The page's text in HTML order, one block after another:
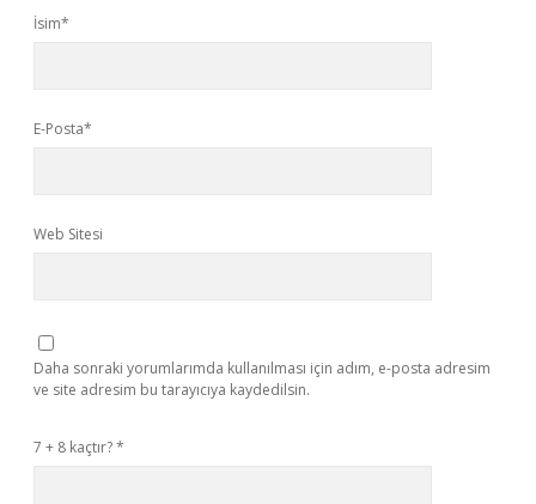
İsim*
E-Posta*
Web Sitesi
Daha sonraki yorumlarımda kullanılması için adım, e-posta adresim
ve site adresim bu tarayıcıya kaydedilsin.
7 + 8 kaçtır?*